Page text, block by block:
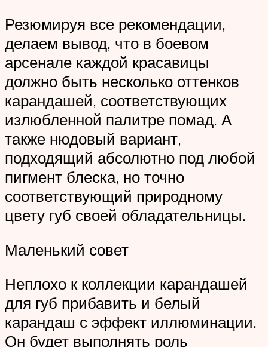
Резюмируя все рекомендации,
делаем вывод, что в боевом
арсенале каждой красавицы
должно быть несколько оттенков
карандашей, соответствующих
излюбленной палитре помад. А
также нюдовый вариант,
подходящий абсолютно под любой
пигмент блеска, но точно
соответствующий природному
цвету губ своей обладательницы.
Маленький совет
Неплохо к коллекции карандашей
для губ прибавить и белый
карандаш с эффект иллюминации.
Он будет выполнять роль